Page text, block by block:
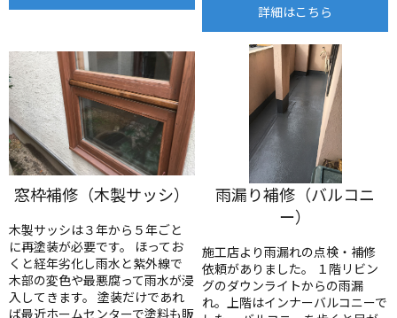
詳細はこちら
窓枠補修（木製サッシ）
木製サッシは３年から５年ごと
に再塗装が必要です。 ほってお
くと経年劣化し雨水と紫外線で
木部の変色や最悪腐って雨水が浸
入してきます。 塗装だけであれ
ば最近ホームセンターで塗料も販
雨漏り補修（バルコニ
ー）
施工店より雨漏れの点検・補修
依頼がありました。 １階リビン
グのダウンライトからの雨漏
れ。上階はインナーバルコニーで